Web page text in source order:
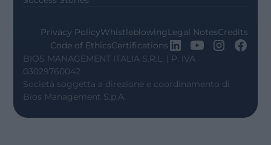
BIOS MANAGEMENT ITALIA S.R.L. | P. IVA
03029760042
Società soggetta a direzione e coordinamento di
Bios Management S.p.A.
Privacy PolicyWhistleblowing Legal NotesCredits
Code of EthicsCertifications